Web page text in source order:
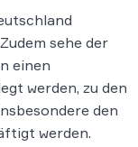
sehe der
einen
werden, zu den
den
werden.